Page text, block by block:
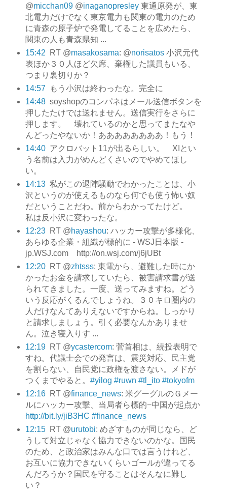
@micchan09@inaganopresley東通原発が、東
北電力だけでなく東京電力も関東の電力のため
に青森の原子炉で発電してることを広めたら、
関東の人も青森県知 ...
15:42
RT @masakosama: @norisatos小沢元代
表ほか３０人ほど欠席、棄権した議員もいる、
つまり裏切りか？
14:57
もう小沢は終わったな。完全に
14:48 soyshopのコンパネはメール送信ボタンを
押したたけでは送れません。送信実行をさらに
押します。 壊れているのかと思ってまたなや
んどったやないか！ああああああああ！もう！
14:40 アクロバット11が出るらしい。 XIとい
う名前は入力がめんどくさいのでやめてほし
い。
14:13 私がこの退陣騒動でわかったことは、小
沢というのが使えるものなら何でも使う怖い奴
だということだわ。前からわかってたけど。
私は反小沢に変わったな。
12:23
RT @hayashou: ハッカー攻撃が多様化、
あらゆる企業・組織が標的に - WSJ日本版 -
jp.WSJ.com http://on.wsj.com/j6jUBt
12:20
RT @zhtsss: 東電から、避難した時にか
かったお金を請求していたら、被害請求書が送
られてきました。一度、送ってみますね。どう
いう反応がくるんでしょうね。３０キロ圏内の
人だけなんてありえないですからね。しっかり
と請求しましょう。引く必要なんかありませ
ん。泣き寝入りす ...
12:19
RT @ycastercom: 菅首相は、続投表明で
すね。代議士会での発言は。震災対応、民主党
を割らない、自民党に政権を渡さない。メドが
つくまでやると。 #yilog #ruwn #tl_ito #tokyofm
12:16
RT @finance_news: 米グーグルのＧメー
ルにハッカー攻撃、当局者ら標的−中国が起点か
http://bit.ly/jiB3HC #finance_news
12:15
RT @urutobi: めざすものが同じなら、ど
うして対立じゃなく協力できないのかな。国民
のため、と政治家はみんな口では言うけれど、
お互いに協力できないくらいゴールが違ってる
んだろうか？国民を守ることはそんなに難し
い？